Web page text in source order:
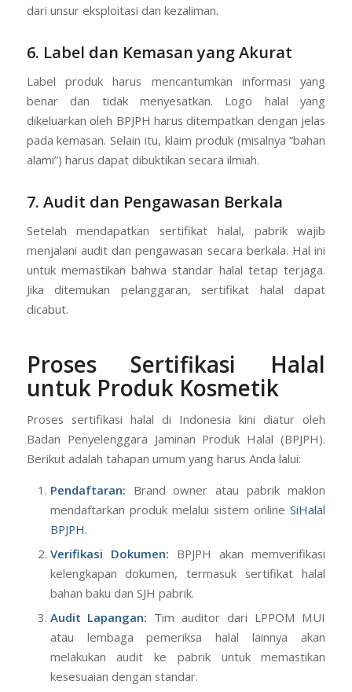
dari unsur eksploitasi dan kezaliman.
6. Label dan Kemasan yang Akurat
Label produk harus mencantumkan informasi yang
benar dan tidak menyesatkan. Logo halal yang
dikeluarkan oleh BPJPH harus ditempatkan dengan jelas
pada kemasan. Selain itu, klaim produk (misalnya “bahan
alami”) harus dapat dibuktikan secara ilmiah.
7. Audit dan Pengawasan Berkala
Setelah mendapatkan sertifikat halal, pabrik wajib
menjalani audit dan pengawasan secara berkala. Hal ini
untuk memastikan bahwa standar halal tetap terjaga.
Jika ditemukan pelanggaran, sertifikat halal dapat
dicabut.
Proses Sertifikasi Halal
untuk Produk Kosmetik
Proses sertifikasi halal di Indonesia kini diatur oleh
Badan Penyelenggara Jaminan Produk Halal (BPJPH).
Berikut adalah tahapan umum yang harus Anda lalui:
Pendaftaran: Brand owner atau pabrik maklon
mendaftarkan produk melalui sistem onlineSiHalal
BPJPH.
Verifikasi Dokumen: BPJPH akan memverifikasi
kelengkapan dokumen, termasuk sertifikat halal
bahan baku dan SJH pabrik.
Audit Lapangan: Tim auditor dari LPPOM MUI
atau lembaga pemeriksa halal lainnya akan
melakukan audit ke pabrik untuk memastikan
kesesuaian dengan standar.